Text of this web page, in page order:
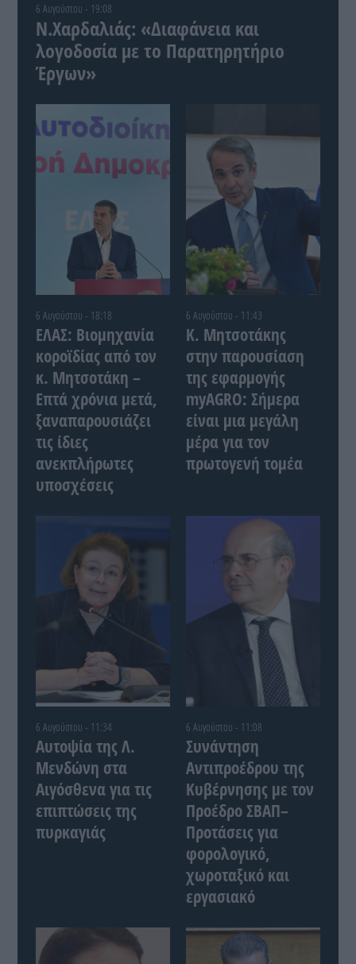
6 Αυγούστου - 19:08
Ν.Χαρδαλιάς: «Διαφάνεια και
λογοδοσία με το Παρατηρητήριο
Έργων»
6 Αυγούστου - 18:18
ΕΛΑΣ: Βιομηχανία
κοροϊδίας από τον
κ. Μητσοτάκη –
Επτά χρόνια μετά,
ξαναπαρουσιάζει
τις ίδιες
ανεκπλήρωτες
υποσχέσεις
6 Αυγούστου - 11:43
Κ. Μητσοτάκης
στην παρουσίαση
της εφαρμογής
myAGRO: Σήμερα
είναι μια μεγάλη
μέρα για τον
πρωτογενή τομέα
6 Αυγούστου - 11:34
Αυτοψία της Λ.
Μενδώνη στα
Αιγόσθενα για τις
επιπτώσεις της
πυρκαγιάς
6 Αυγούστου - 11:08
Συνάντηση
Αντιπροέδρου της
Κυβέρνησης με τον
Προέδρο ΣΒΑΠ–
Προτάσεις για
φορολογικό,
χωροταξικό και
εργασιακό